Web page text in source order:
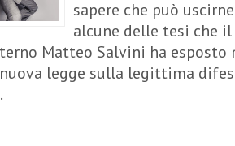
sapere che può
alcune delle tesi che il
Matteo Salvini ha
legge sulla legittima